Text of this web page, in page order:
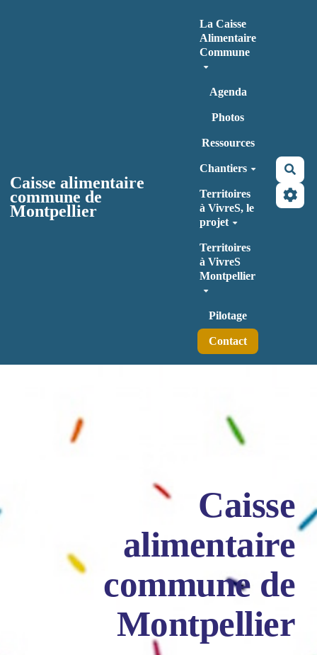
Caisse alimentaire
commune de
Montpellier
La Caisse
Alimentaire
Commune
Agenda
Photos
Ressources
Chantiers
Territoires
à VivreS, le
projet
Territoires
à VivreS
Montpellier
Pilotage
Contact
Caisse
alimentaire
commune de
Montpellier